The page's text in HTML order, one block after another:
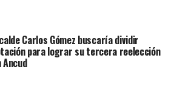
Carlos Gómez buscaría dividir
para lograr su tercera reelección
Ancud